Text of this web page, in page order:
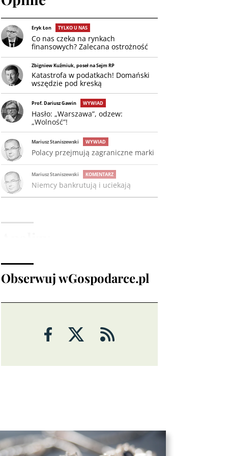
Eryk Łon TYLKO U NAS
Co nas czeka na rynkach
finansowych? Zalecana ostrożność
Zbigniew Kuźmiuk, poseł na Sejm RP
Katastrofa w podatkach! Domański
wszędzie pod kreską
Prof. Dariusz Gawin WYWIAD
Hasło: „Warszawa”, odzew:
„Wolność”!
Mariusz Staniszewski WYWIAD
Polacy przejmują zagraniczne marki
Mariusz Staniszewski KOMENTARZ
Niemcy bankrutują i uciekają
Ropa handluje nagłówkami
BOŚ
ANALIZY
Obserwuj wGospodarce.pl